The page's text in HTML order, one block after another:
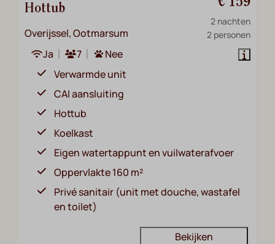
2 nachten
2 personen
Hottub
Overijssel, Ootmarsum
Ja
7
Nee
Verwarmde unit
CAI aansluiting
Hottub
Koelkast
Eigen watertappunt en vuilwaterafvoer
Oppervlakte 160 m²
Privé sanitair (unit met douche, wastafel
en toilet)
Bekijken